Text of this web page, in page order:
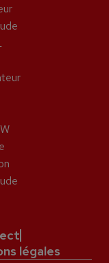
légales